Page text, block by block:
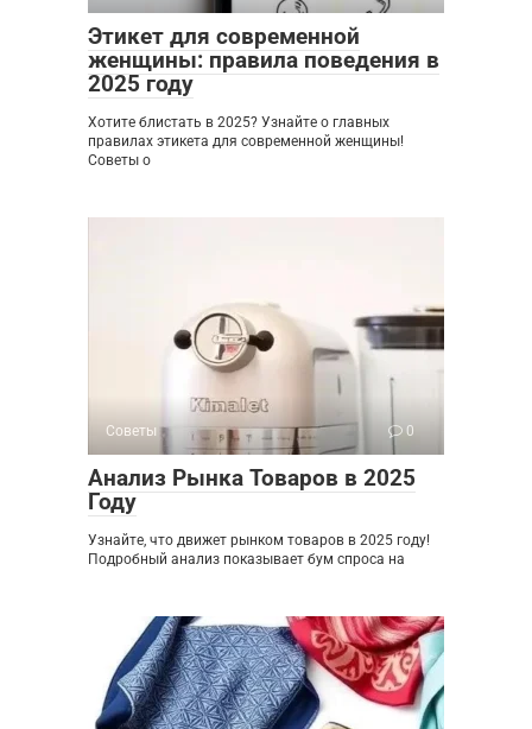
Этикет для современной
женщины: правила поведения в
2025 году
Хотите блистать в 2025? Узнайте о главных
правилах этикета для современной женщины!
Советы о
Советы 0
Анализ Рынка Товаров в 2025
Году
Узнайте, что движет рынком товаров в 2025 году!
Подробный анализ показывает бум спроса на